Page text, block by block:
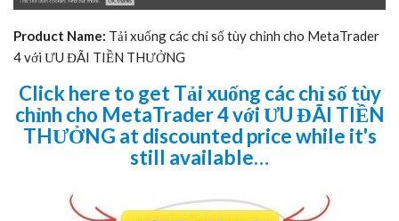
Product Name: Tải xuống các chỉ số tùy chỉnh cho MetaTrader
4 với ƯU ĐÃI TIỀN THƯỞNG
Click here to get Tải xuống các chỉ số tùy
chỉnh cho MetaTrader 4 với ƯU ĐÃI TIỀN
THƯỞNG at discounted price while it's
still available…